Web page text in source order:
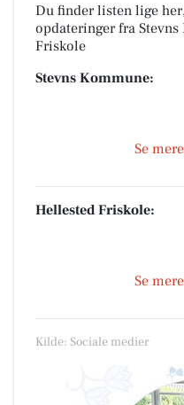
Du finder listen lige
opdateringer fra
Friskole
Stevns Kommune:
Se
Hellested Friskole:
Se
Kilde: Sociale medier